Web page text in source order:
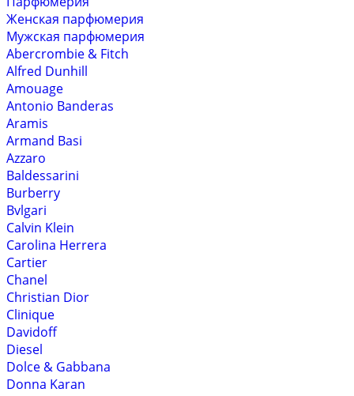
Женская парфюмерия
Мужская парфюмерия
Abercrombie & Fitch
Alfred Dunhill
Amouage
Antonio Banderas
Aramis
Armand Basi
Azzaro
Baldessarini
Burberry
Bvlgari
Calvin Klein
Carolina Herrera
Cartier
Chanel
Christian Dior
Clinique
Davidoff
Diesel
Dolce & Gabbana
Donna Karan